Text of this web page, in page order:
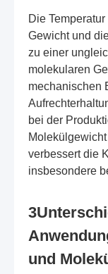
Die
Gewicht und
zu einer
molekularen
mechanischen
bei der
verbessert die
insbesondere
und